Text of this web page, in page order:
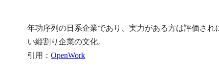
年功序列の日系企業であり、実力がある方は評価され
い縦割り企業の文化。
引用： OpenWork